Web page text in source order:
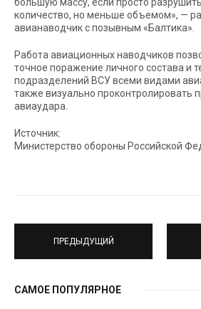
количество, но меньше объемом», —
авианаводчик с позывным «Балтика».
Работа авиационных наводчиков
точное поражение личного состава и
подразделений ВСУ всеми видами
также визуально проконтролировать
авиаудара.
Источник:
Министерство обороны Российской
ПРЕДЫДУЩИЙ
САМОЕ ПОПУЛЯРНОЕ